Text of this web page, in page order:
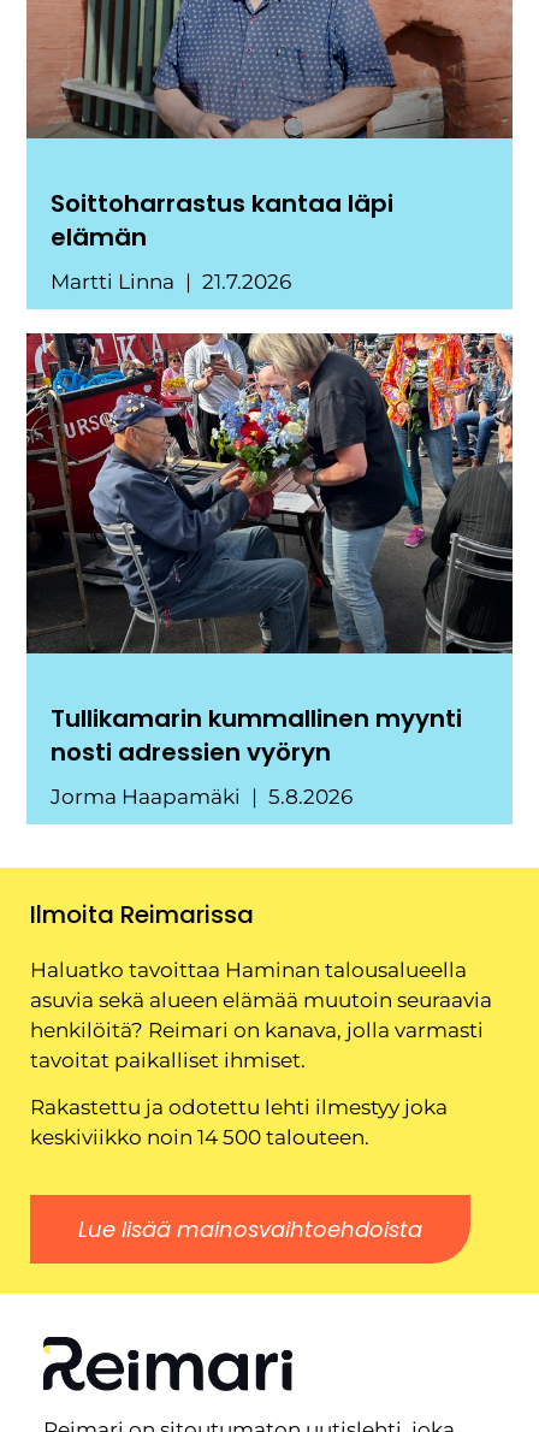
Soittoharrastus kantaa läpi
elämän
Martti Linna 21.7.2026
Tullikamarin kummallinen myynti
nosti adressien vyöryn
Jorma Haapamäki 5.8.2026
Ilmoita Reimarissa
Haluatko tavoittaa Haminan talousalueella
asuvia sekä alueen elämää muutoin seuraavia
henkilöitä? Reimari on kanava, jolla varmasti
tavoitat paikalliset ihmiset.
Rakastettu ja odotettu lehti ilmestyy joka
keskiviikko noin 14 500 talouteen.
Lue lisää mainosvaihtoehdoista